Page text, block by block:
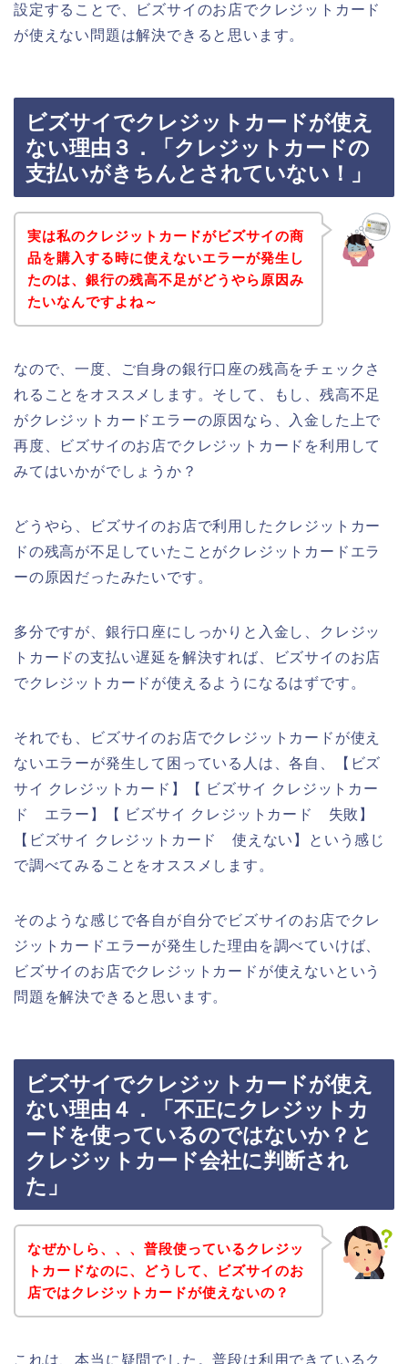
設定することで、ビズサイのお店でクレジットカード
が使えない問題は解決できると思います。
ビズサイでクレジットカードが使え
ない理由３．「クレジットカードの
支払いがきちんとされていない！」
実は私のクレジットカードがビズサイの商
品を購入する時に使えないエラーが発生し
たのは、銀行の残高不足がどうやら原因み
たいなんですよね～
なので、一度、ご自身の銀行口座の残高をチェックさ
れることをオススメします。そして、もし、残高不足
がクレジットカードエラーの原因なら、入金した上で
再度、ビズサイのお店でクレジットカードを利用して
みてはいかがでしょうか？
どうやら、ビズサイのお店で利用したクレジットカー
ドの残高が不足していたことがクレジットカードエラ
ーの原因だったみたいです。
多分ですが、銀行口座にしっかりと入金し、クレジッ
トカードの支払い遅延を解決すれば、ビズサイのお店
でクレジットカードが使えるようになるはずです。
それでも、ビズサイのお店でクレジットカードが使え
ないエラーが発生して困っている人は、各自、【ビズ
サイ クレジットカード】【 ビズサイ クレジットカー
ド エラー】【 ビズサイ クレジットカード 失敗】
【ビズサイ クレジットカード 使えない】という感じ
で調べてみることをオススメします。
そのような感じで各自が自分でビズサイのお店でクレ
ジットカードエラーが発生した理由を調べていけば、
ビズサイのお店でクレジットカードが使えないという
問題を解決できると思います。
ビズサイでクレジットカードが使え
ない理由４．「不正にクレジットカ
ードを使っているのではないか？と
クレジットカード会社に判断され
た」
なぜかしら、、、普段使っているクレジッ
トカードなのに、どうして、ビズサイのお
店ではクレジットカードが使えないの？
これは、本当に疑問でした。普段は利用できているク